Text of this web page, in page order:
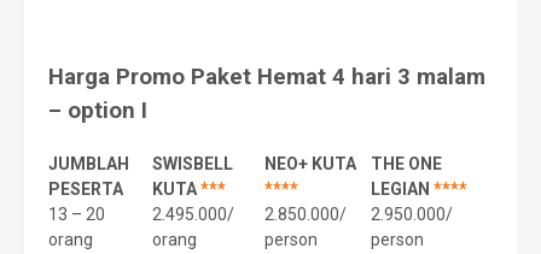
Harga Promo Paket Hemat 4 hari 3 malam
– option I
JUMBLAH
PESERTA
SWISBELL
KUTA***
NEO+ KUTA
****
THE ONE
LEGIAN ****
13 – 20
orang
2.495.000/
orang
2.850.000/
person
2.950.000/
person